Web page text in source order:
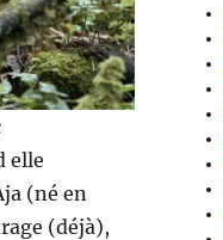
elle
(né en
(déjà),